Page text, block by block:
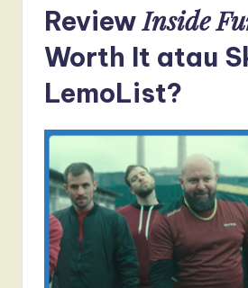
ReviewInside
Worth It atau
LemoList?